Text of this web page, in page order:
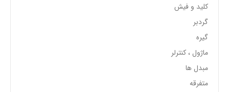
کلید و فیش
گردبر
گیره
ماژول ، کنترلر
مبدل ها
متفرقه